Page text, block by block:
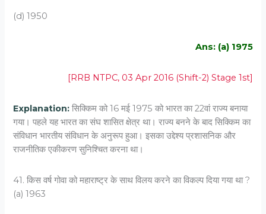
(d) 1950
Ans: (a) 1975
[RRB NTPC, 03 Apr 2016 (Shift-2) Stage 1st]
Explanation: सिक्किम को 16 मई 1975 को भारत का 22वां राज्य बनाया
गया। पहले यह भारत का संघ शासित क्षेत्र था। राज्य बनने के बाद सिक्किम का
संविधान भारतीय संविधान के अनुरूप हुआ। इसका उद्देश्य प्रशासनिक और
राजनीतिक एकीकरण सुनिश्चित करना था।
41. किस वर्ष गोवा को महाराष्ट्र के साथ विलय करने का विकल्प दिया गया था ?
(a) 1963